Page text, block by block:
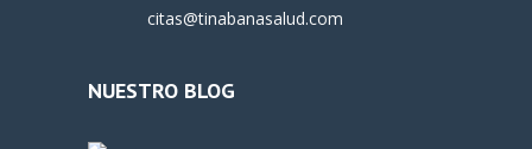
citas@tinabanasalud.com
NUESTRO BLOG